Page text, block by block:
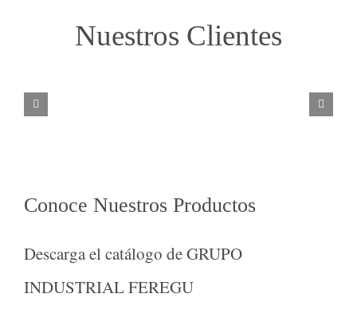
Nuestros Clientes
Conoce Nuestros Productos
Descarga el catálogo de GRUPO
INDUSTRIAL FEREGU